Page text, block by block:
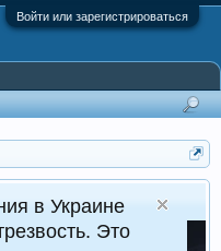
Войти или зарегистрироваться